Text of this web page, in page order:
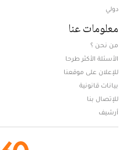
دولي
معلومات عنا
من نحن ؟
الأسئلة الأكثر طرحا
للإعلان على موقعنا
بيانات قانونية
للإتصال بنا
أرشيف